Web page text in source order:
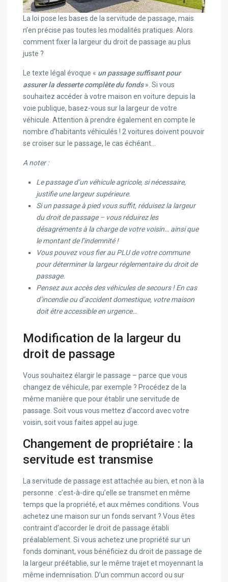
La loi pose les bases de la servitude de passage, mais
n’en précise pas toutes les modalités pratiques. Alors
comment fixer la largeur du droit de passage au plus
juste ?
Le texte légal évoque « un passage suffisant pour
assurer la desserte complète du fonds». Si vous
souhaitez accéder à votre maison en voiture depuis la
voie publique, basez-vous sur la largeur de votre
véhicule. Attention à prendre également en compte le
nombre d’habitants véhiculés ! 2 voitures doivent pouvoir
se croiser sur le passage, le cas échéant…
A noter :
Le passage d’un véhicule agricole, si nécessaire,
justifie une largeur supérieure.
Si un passage à pied vous suffit, réduisez la largeur
du droit de passage – vous réduirez les
désagréments à la charge de votre voisin… ainsi que
le montant de l’indemnité !
Vous pouvez vous fier au PLU de votre commune
pour déterminer la largeur réglementaire du droit de
passage.
Pensez aux accès des véhicules de secours ! En cas
d’incendie ou d’accident domestique, votre maison
doit être accessible en urgence…
Modification de la largeur du
droit de passage
Vous souhaitez élargir le passage – parce que vous
changez de véhicule, par exemple ? Procédez de la
même manière que pour établir une servitude de
passage. Soit vous vous mettez d’accord avec votre
voisin, soit vous faites appel au juge.
Changement de propriétaire : la
servitude est transmise
La servitude de passage est attachée au bien, et non à la
personne : c’est-à-dire qu’elle se transmet en même
temps que la propriété, et aux mêmes conditions. Vous
achetez une maison sur un fonds servant ? Vous êtes
contraint d’accorder le droit de passage établi
préalablement. Si vous achetez une propriété sur un
fonds dominant, vous bénéficiez du droit de passage de
la largeur préétablie, sur le même trajet et moyennant la
même indemnisation. D’un commun accord ou sur